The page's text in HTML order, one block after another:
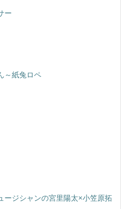
ー
～紙兔ロペ
ージシャンの宮里陽太×小笠原拓